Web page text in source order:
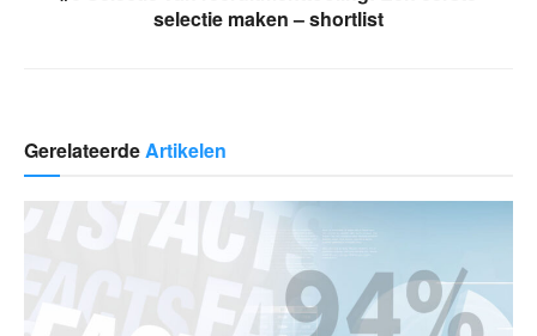
selectie maken – shortlist
GerelateerdeArtikelen